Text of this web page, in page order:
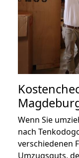
Wenn Sie
nach
verschiedenen
Umzugsguts,